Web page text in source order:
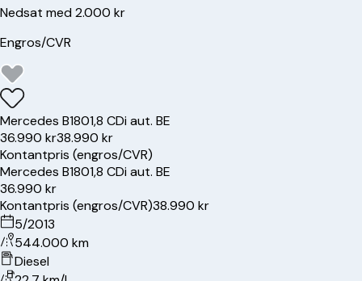
Nedsat med 2.000 kr
Engros/CVR
Mercedes B1801,8 CDi aut. BE
36.990 kr38.990 kr
Kontantpris (engros/CVR)
Mercedes B1801,8 CDi aut. BE
36.990 kr
Kontantpris (engros/CVR)38.990 kr
5/2013
544.000 km
Diesel